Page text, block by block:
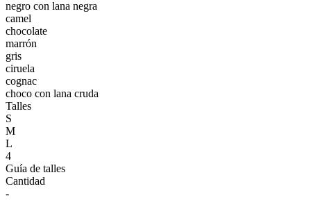
negro con lana negra
camel
chocolate
marrón
gris
ciruela
cognac
choco con lana cruda
Talles
S
M
L
4
Guía de talles
Cantidad
-